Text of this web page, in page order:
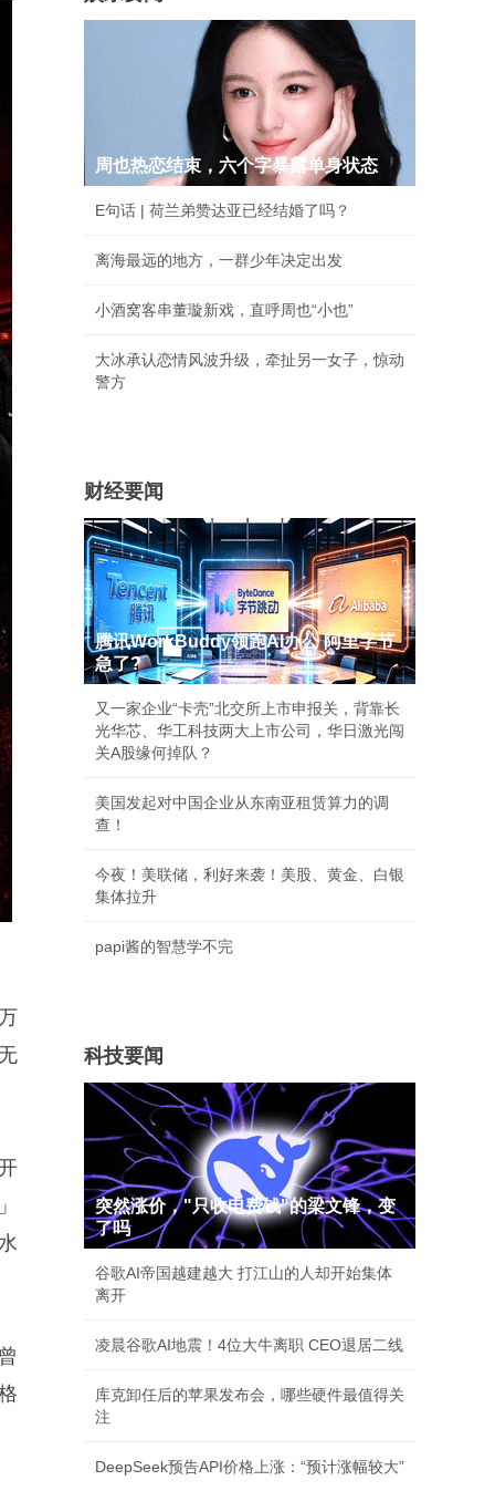
周也热恋结束，六个字暴露单身状态
E句话 | 荷兰弟赞达亚已经结婚了吗？
离海最远的地方，一群少年决定出发
小酒窝客串董璇新戏，直呼周也“小也”
大冰承认恋情风波升级，牵扯另一女子，惊动
警方
财经要闻
腾讯WorkBuddy领跑AI办公 阿里字节
急了?
又一家企业“卡壳”北交所上市申报关，背靠长
光华芯、华工科技两大上市公司，华日激光闯
关A股缘何掉队？
美国发起对中国企业从东南亚租赁算力的调
查！
今夜！美联储，利好来袭！美股、黄金、白银
集体拉升
papi酱的智慧学不完
科技要闻
突然涨价，"只收电费钱"的梁文锋，变
了吗
谷歌AI帝国越建越大 打江山的人却开始集体
离开
凌晨谷歌AI地震！4位大牛离职 CEO退居二线
库克卸任后的苹果发布会，哪些硬件最值得关
注
DeepSeek预告API价格上涨：“预计涨幅较大”